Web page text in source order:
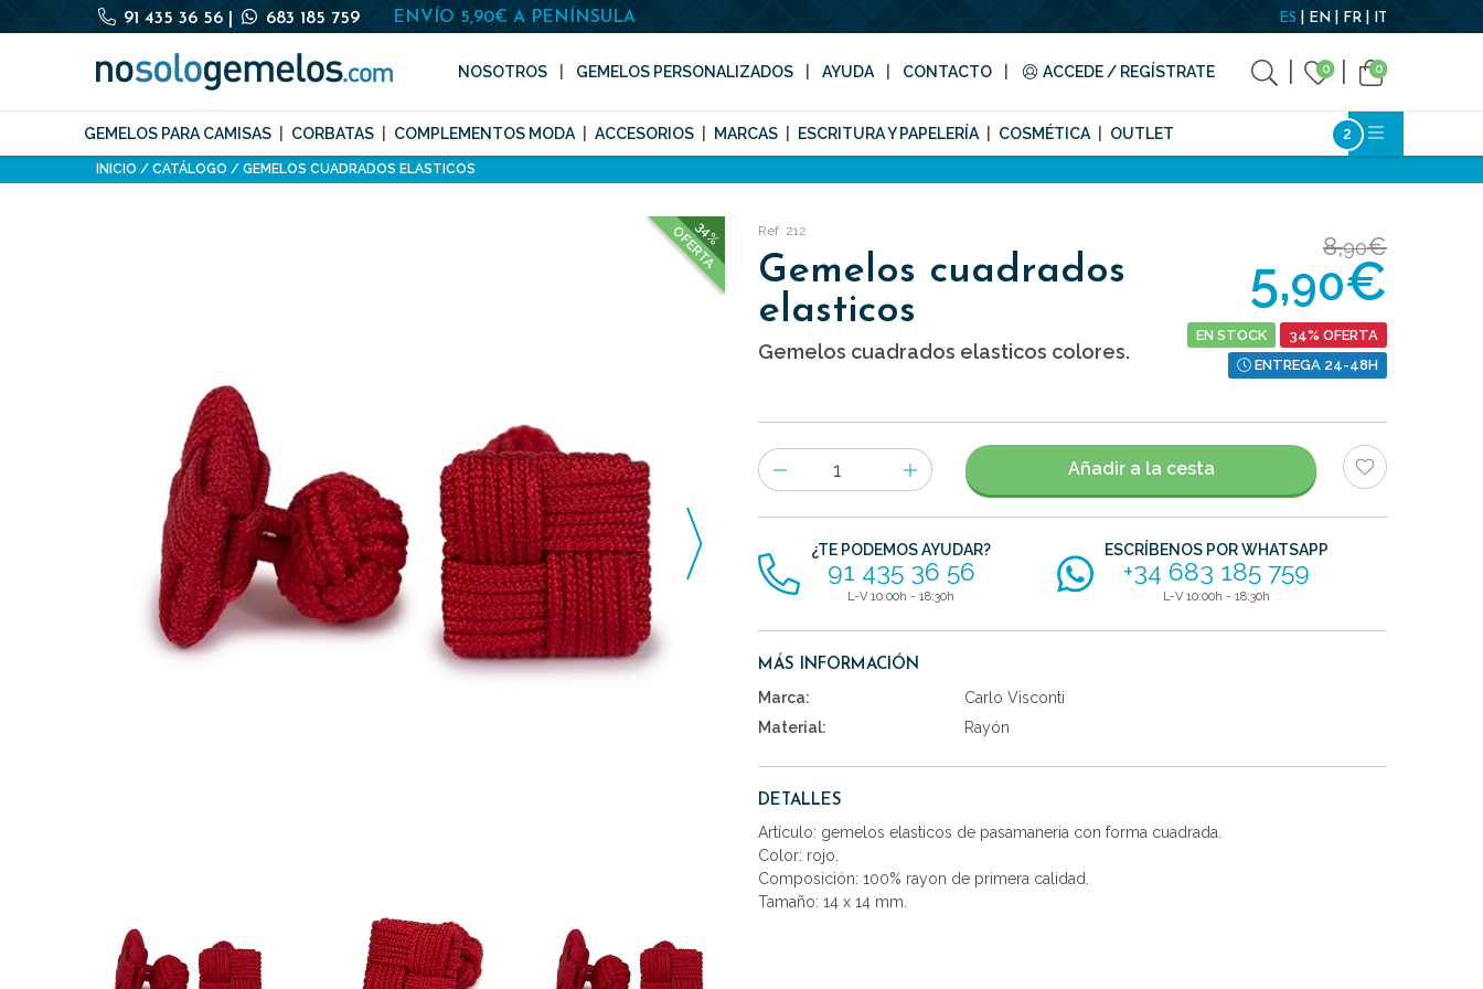
91 435 36 56 683 185 759 ENVÍO 5,90€ A PENÍNSULA ES EN FR IT
NOSOTROS GEMELOS PERSONALIZADOS AYUDA CONTACTO ACCEDE / REGÍSTRATE 0 0
GEMELOS PARA CAMISAS CORBATAS COMPLEMENTOS MODA ACCESORIOS MARCAS ESCRITURA Y PAPELERÍA COSMÉTICA OUTLET
INICIO CATÁLOGO GEMELOS CUADRADOS ELASTICOS
34%
OFERTA Ref: 212
Gemelos cuadrados
elasticos
Gemelos cuadrados elasticos colores.
8,90€
5,90€
EN STOCK
34% OFERTA
ENTREGA 24-48H
Número
de
artículos
Añadir a la cesta
¿TE PODEMOS AYUDAR?
91 435 36 56
L-V 10:00h - 18:30h
ESCRÍBENOS POR WHATSAPP
+34 683 185 759
L-V 10:00h - 18:30h
MÁS INFORMACIÓN
Marca:
Carlo Visconti
Material:
Rayón
DETALLES
Artículo: gemelos elasticos de pasamaneria con forma cuadrada.
Color: rojo.
Composición: 100% rayon de primera calidad.
Tamaño: 14 x 14 mm.